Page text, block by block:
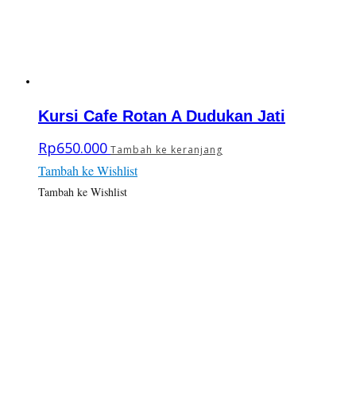
Kursi Cafe Rotan A Dudukan Jati
Rp650.000 Tambah ke keranjang
Tambah ke Wishlist
Tambah ke Wishlist